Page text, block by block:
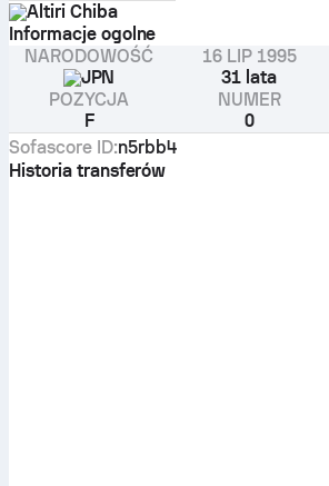
Altiri Chiba
Informacje ogolne
NARODOWOŚĆ
JPN
16 LIP 1995
31 lata
POZYCJA
F
NUMER
0
Sofascore ID:n5rbb4
Historia transferów